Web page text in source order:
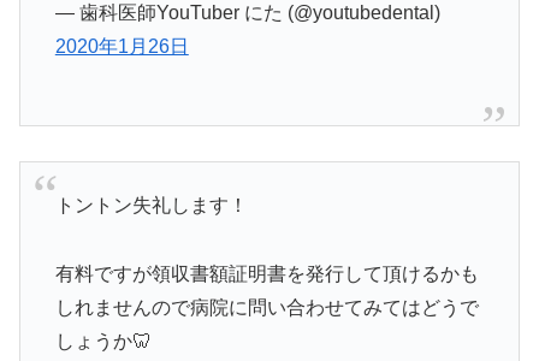
— 歯科医師YouTuber にた (@youtubedental)
2020年1月26日
トントン失礼します！
有料ですが領収書額証明書を発行して頂けるかも
しれませんので病院に問い合わせてみてはどうで
しょうか🦷